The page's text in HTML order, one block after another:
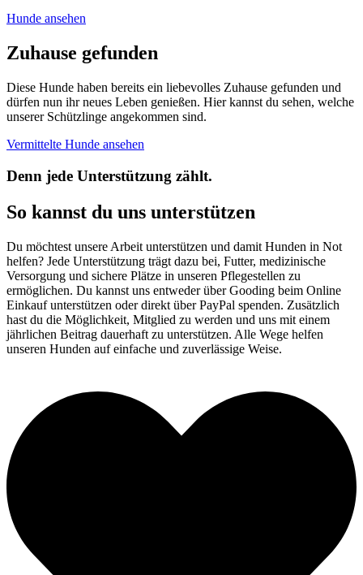
Hunde ansehen
Zuhause gefunden
Diese Hunde haben bereits ein liebevolles Zuhause gefunden und
dürfen nun ihr neues Leben genießen. Hier kannst du sehen, welche
unserer Schützlinge angekommen sind.
Vermittelte Hunde ansehen
Denn jede Unterstützung zählt.
So kannst du uns unterstützen
Du möchtest unsere Arbeit unterstützen und damit Hunden in Not
helfen? Jede Unterstützung trägt dazu bei, Futter, medizinische
Versorgung und sichere Plätze in unseren Pflegestellen zu
ermöglichen. Du kannst uns entweder über Gooding beim Online
Einkauf unterstützen oder direkt über PayPal spenden. Zusätzlich
hast du die Möglichkeit, Mitglied zu werden und uns mit einem
jährlichen Beitrag dauerhaft zu unterstützen. Alle Wege helfen
unseren Hunden auf einfache und zuverlässige Weise.